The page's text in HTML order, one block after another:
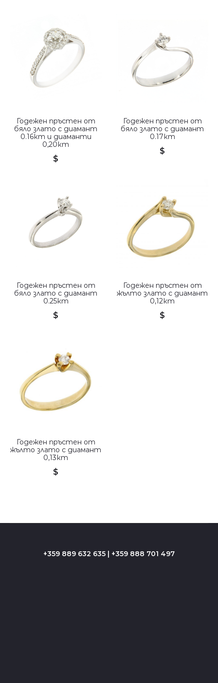
Годежен пръстен от
бяло злато с диамант
0.16кт и диаманти
0,20кт
$
Годежен пръстен от
бяло злато с диамант
0.17кт
$
Годежен пръстен от
бяло злато с диамант
0.25кт
$
Годежен пръстен от
жълто злато с диамант
0,12кт
$
Годежен пръстен от
жълто злато с диамант
0,13кт
$
+359 889 632 635 | +359 888 701 497